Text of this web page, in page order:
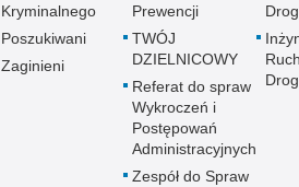
Kryminalnego
Poszukiwani
Zaginieni
Prewencji
TWÓJ
DZIELNICOWY
Referat do spraw
Wykroczeń i
Postępowań
Administracyjnych
Zespół do Spraw